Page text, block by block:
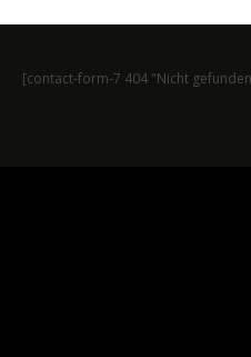
[contact-form-7 404 "Nicht